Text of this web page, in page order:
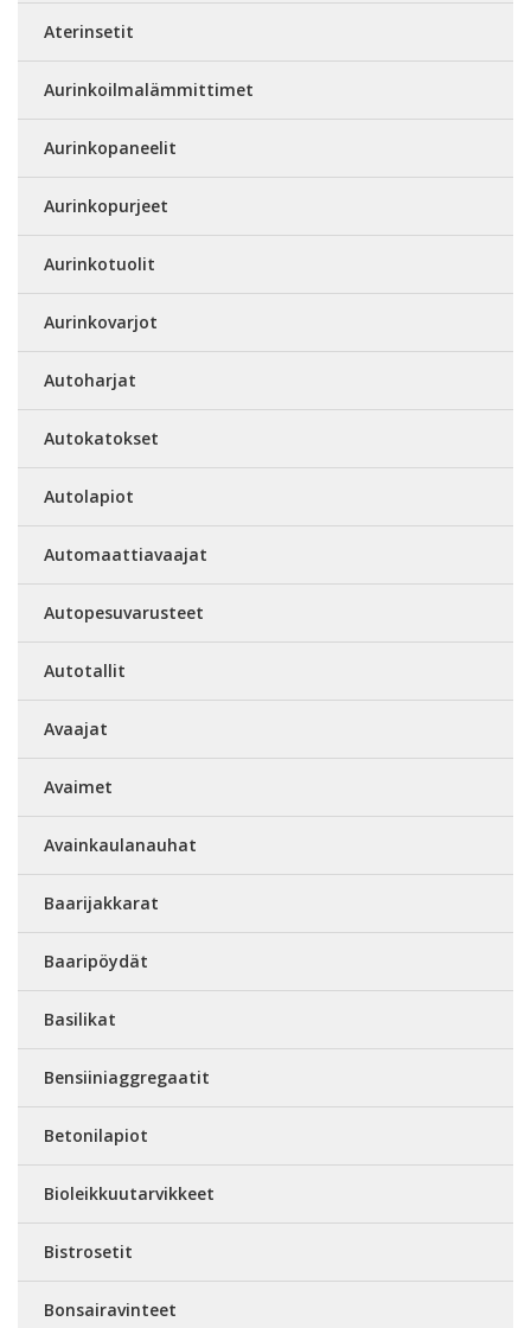
Aterinsetit
Aurinkoilmalämmittimet
Aurinkopaneelit
Aurinkopurjeet
Aurinkotuolit
Aurinkovarjot
Autoharjat
Autokatokset
Autolapiot
Automaattiavaajat
Autopesuvarusteet
Autotallit
Avaajat
Avaimet
Avainkaulanauhat
Baarijakkarat
Baaripöydät
Basilikat
Bensiiniaggregaatit
Betonilapiot
Bioleikkuutarvikkeet
Bistrosetit
Bonsairavinteet